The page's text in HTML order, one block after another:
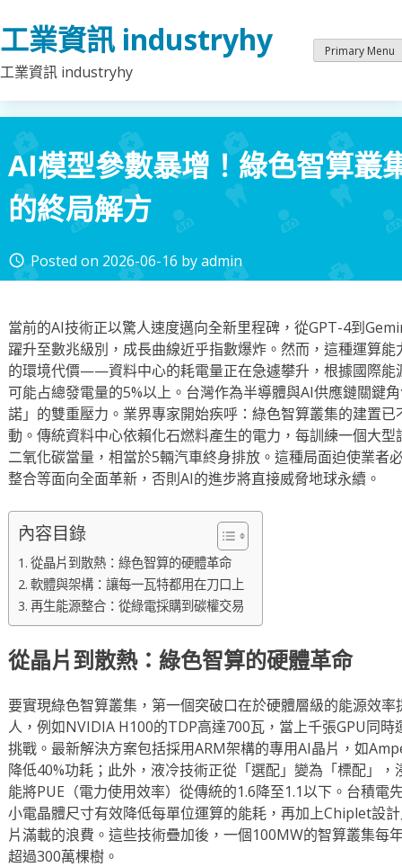
to
content
工業資訊 industryhy
工業資訊 industryhy
Primary Menu
AI模型參數暴增！綠色智算叢
的終局解方
access_time Posted on 2026-06-16 byadmin
當前的AI技術正以驚人速度邁向全新里程碑，從GPT-4到
躍升至數兆級別，成長曲線近乎指數爆炸。然而，這種運算
的環境代價——資料中心的耗電量正在急遽攀升，根據國際能
可能占總發電量的5%以上。台灣作為半導體與AI供應鏈關鍵
諾」的雙重壓力。業界專家開始疾呼：綠色智算叢集的建置
動。傳統資料中心依賴化石燃料產生的電力，每訓練一個大
二氧化碳當量，相當於5輛汽車終身排放。這種局面迫使業者
整合等面向全面革新，否則AI的進步將直接威脅地球永續。
內容目錄
從晶片到散熱：綠色智算的硬體革命
軟體與架構：讓每一瓦特都用在刀口上
再生能源整合：從綠電採購到碳權交易
從晶片到散熱：綠色智算的硬體革命
要實現綠色智算叢集，第一個突破口在於硬體層級的能源效
人，例如NVIDIA H100的TDP高達700瓦，當上千張GPU同
挑戰。最新解決方案包括採用ARM架構的專用AI晶片，如
降低40%功耗；此外，液冷技術正從「選配」變為「標配」
能將PUE（電力使用效率）從傳統的1.6降至1.1以下。台積電
小電晶體尺寸有效降低每單位運算的能耗，再加上Chiplet設
片滿載的浪費。這些技術疊加後，一個100MW的智算叢集每
超過300萬棵樹。